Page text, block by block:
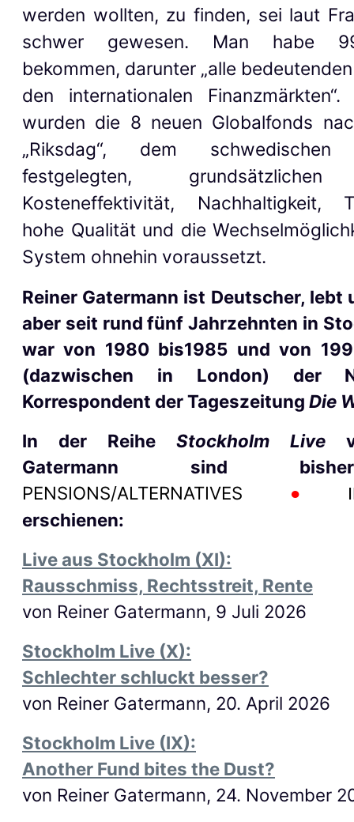
werden wollten, zu finden, sei laut
schwer gewesen. Man habe
bekommen, darunter „alle
den internationalen Finanzmärkten“.
wurden die 8 neuen Globalfonds
„Riksdag“, dem schwedischen
festgelegten, grundsätzlichen
Kosteneffektivität, Nachhaltigkeit,
hohe Qualität und die
System ohnehin voraussetzt.
Reiner Gatermann ist Deutscher, lebt
aber seit rund fünf Jahrzehnten in
war von 1980 bis1985 und von
(dazwischen in London) der
Korrespondent der Tageszeitung Die
In der Reihe Stockholm Live
Gatermann sind
PENSIONS/ALTERNATIVES ●
erschienen:
Live aus Stockholm (XI):
Rausschmiss, Rechtsstreit, Rente
von Reiner Gatermann, 9 Juli 2026
Stockholm Live (X):
Schlechter schluckt besser?
von Reiner Gatermann, 20. April 2026
Stockholm Live (IX):
Another Fund bites the Dust?
von Reiner Gatermann, 24. November